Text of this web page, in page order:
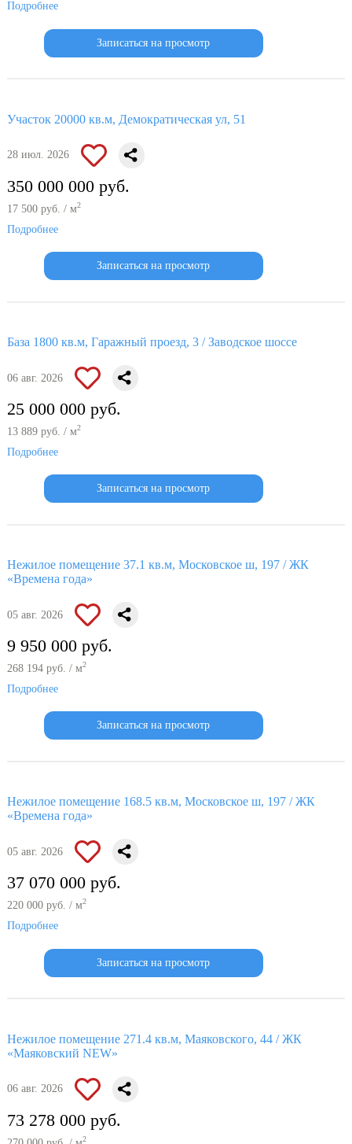
Подробнее
Записаться на просмотр
Участок 20000 кв.м, Демократическая ул, 51
28 июл. 2026
350 000 000 руб.
17 500 руб. / м2
Подробнее
Записаться на просмотр
База 1800 кв.м, Гаражный проезд, 3 / Заводское шоссе
06 авг. 2026
25 000 000 руб.
13 889 руб. / м2
Подробнее
Записаться на просмотр
Нежилое помещение 37.1 кв.м, Московское ш, 197 / ЖК
«Времена года»
05 авг. 2026
9 950 000 руб.
268 194 руб. / м2
Подробнее
Записаться на просмотр
Нежилое помещение 168.5 кв.м, Московское ш, 197 / ЖК
«Времена года»
05 авг. 2026
37 070 000 руб.
220 000 руб. / м2
Подробнее
Записаться на просмотр
Нежилое помещение 271.4 кв.м, Маяковского, 44 / ЖК
«Маяковский NEW»
06 авг. 2026
73 278 000 руб.
2